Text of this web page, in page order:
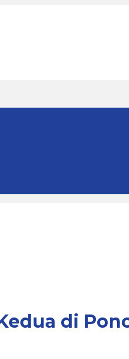
di